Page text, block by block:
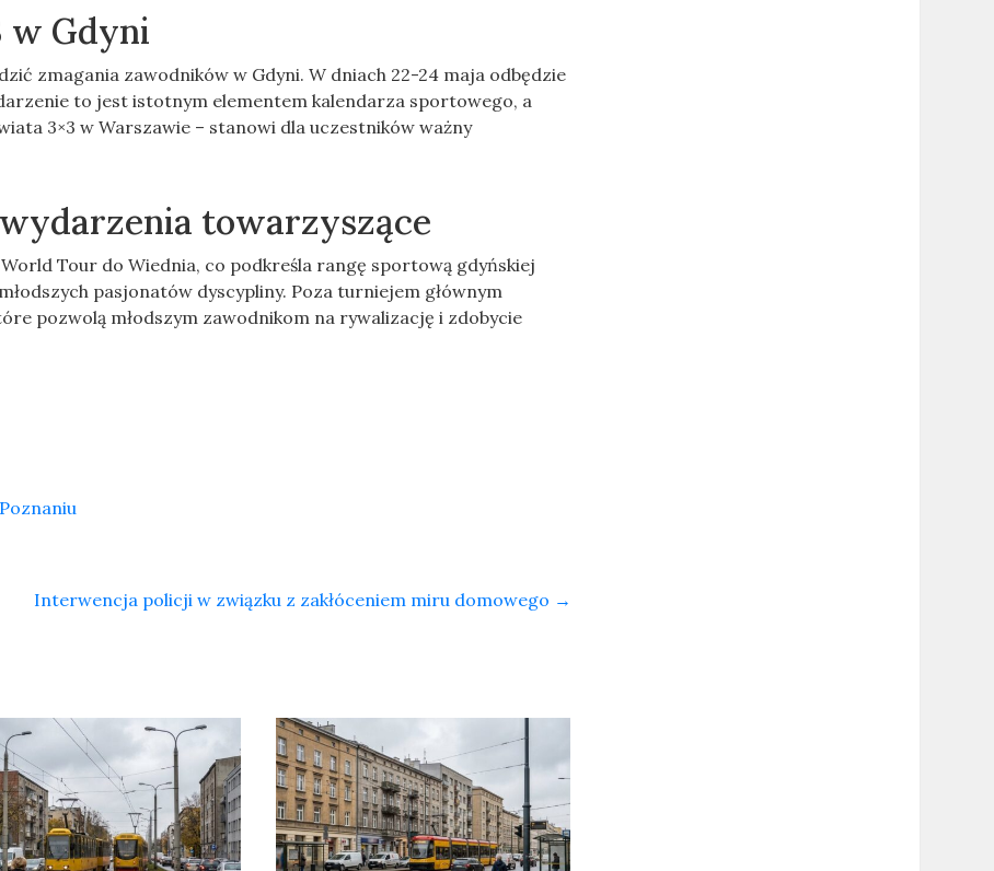
w Gdyni
zmagania zawodników w Gdyni. W dniach 22-24 maja odbędzie
to jest istotnym elementem kalendarza sportowego, a
3×3 w Warszawie – stanowi dla uczestników ważny
towarzyszące
Tour do Wiednia, co podkreśla rangę sportową gdyńskiej
pasjonatów dyscypliny. Poza turniejem głównym
pozwolą młodszym zawodnikom na rywalizację i zdobycie
Interwencja policji w związku z zakłóceniem miru domowego →